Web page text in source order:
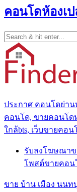
คอนโดห้องเ
ประกาศ คอนโดย่าน
คอนโด, ขายคอนโด
ใกล้bts, เว็บขายคอ
รับลงโฆษณาข
โพสต์ขายคอน
ขาย บ้าน เมือง นนท